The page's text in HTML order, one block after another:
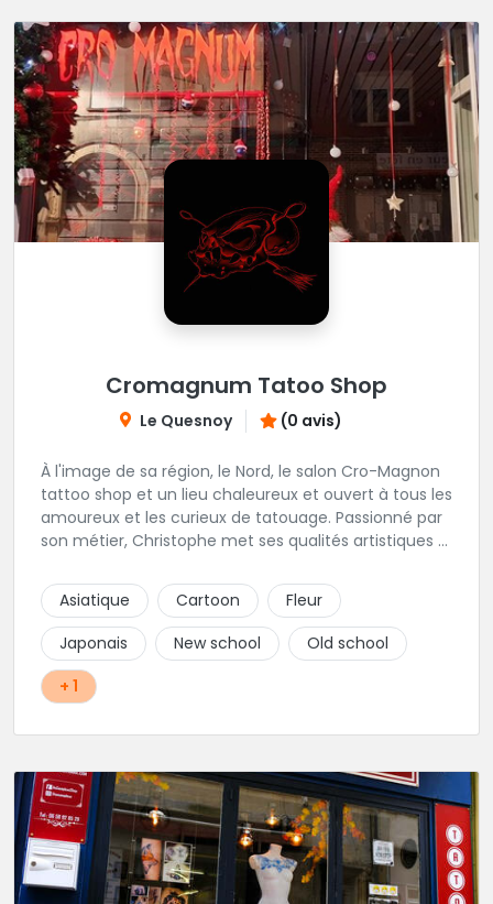
Cromagnum Tatoo Shop
Le Quesnoy (0 avis)
À l'image de sa région, le Nord, le salon Cro-Magnon
tattoo shop et un lieu chaleureux et ouvert à tous les
amoureux et les curieux de tatouage. Passionné par
son métier, Christophe met ses qualités artistiques à
Asiatique
Cartoon
Fleur
Japonais
New school
Old school
+ 1